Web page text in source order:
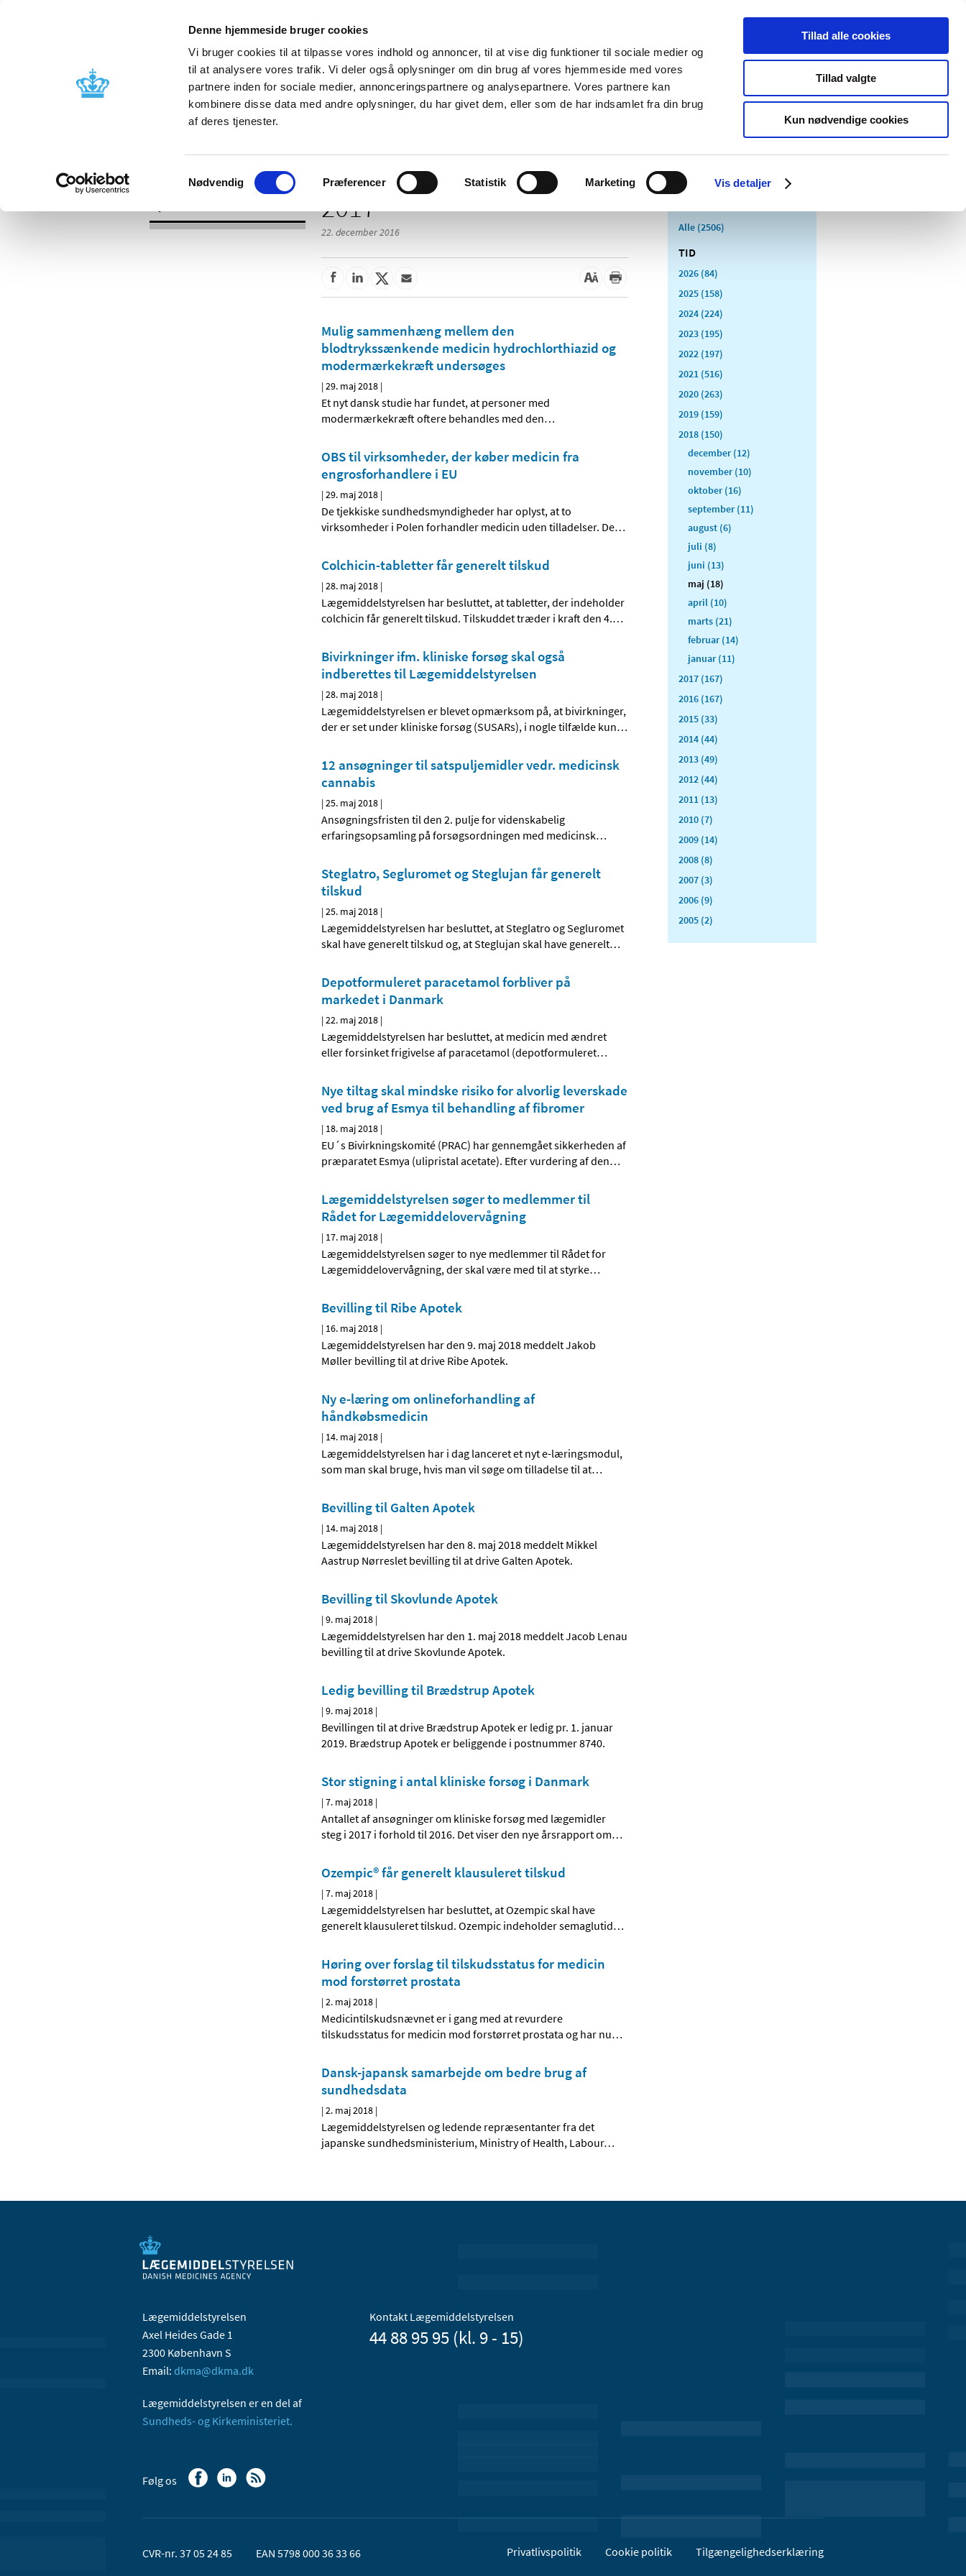
Denne hjemmeside bruger cookies
Vi bruger cookies til at tilpasse vores indhold og annoncer, til at vise dig funktioner til sociale medier og
til at analysere vores trafik. Vi deler også oplysninger om din brug af vores hjemmeside med vores
partnere inden for sociale medier, annonceringspartnere og analysepartnere. Vores partnere kan
kombinere disse data med andre oplysninger, du har givet dem, eller som de har indsamlet fra din brug
af deres tjenester.
Samtykkevalg
Nødvendig Præferencer Statistik Marketing Vis detaljer
Tillad alle cookies
Tillad valgte
Kun nødvendige cookies
Nyheder Om os Kontakt Udgivelser
Godkendelse og
Bivirkninger og
produktinformation
Tilskud og
Apoteker og salg af
Medicinsk
Særlige
produktområder
2017
22. december 2016
Mulig sammenhæng mellem den
blodtrykssænkende medicin hydrochlorthiazid og
modermærkekræft undersøges
|29. maj 2018 |
Et nyt dansk studie har fundet, at personer med
modermærkekræft oftere behandles med den…
OBS til virksomheder, der køber medicin fra
engrosforhandlere i EU
|29. maj 2018 |
De tjekkiske sundhedsmyndigheder har oplyst, at to
virksomheder i Polen forhandler medicin uden tilladelser. De…
Colchicin-tabletter får generelt tilskud
|28. maj 2018 |
Lægemiddelstyrelsen har besluttet, at tabletter, der indeholder
colchicin får generelt tilskud. Tilskuddet træder i kraft den 4.…
Bivirkninger ifm. kliniske forsøg skal også
indberettes til Lægemiddelstyrelsen
|28. maj 2018 |
Lægemiddelstyrelsen er blevet opmærksom på, at bivirkninger,
der er set under kliniske forsøg (SUSARs), i nogle tilfælde kun…
12 ansøgninger til satspuljemidler vedr. medicinsk
cannabis
|25. maj 2018 |
Ansøgningsfristen til den 2. pulje for videnskabelig
erfaringsopsamling på forsøgsordningen med medicinsk…
Steglatro, Segluromet og Steglujan får generelt
tilskud
|25. maj 2018 |
Lægemiddelstyrelsen har besluttet, at Steglatro og Segluromet
skal have generelt tilskud og, at Steglujan skal have generelt…
Depotformuleret paracetamol forbliver på
markedet i Danmark
|22. maj 2018 |
Lægemiddelstyrelsen har besluttet, at medicin med ændret
eller forsinket frigivelse af paracetamol (depotformuleret…
Nye tiltag skal mindske risiko for alvorlig leverskade
ved brug af Esmya til behandling af fibromer
| 18. maj 2018 |
EU´s Bivirkningskomité (PRAC) har gennemgået sikkerheden af
præparatet Esmya (ulipristal acetate). Efter vurdering af den…
Lægemiddelstyrelsen søger to medlemmer til
Rådet for Lægemiddelovervågning
| 17. maj 2018 |
Lægemiddelstyrelsen søger to nye medlemmer til Rådet for
Lægemiddelovervågning, der skal være med til at styrke…
Bevilling til Ribe Apotek
| 16. maj 2018 |
Lægemiddelstyrelsen har den 9. maj 2018 meddelt Jakob
Møller bevilling til at drive Ribe Apotek.
Ny e-læring om onlineforhandling af
håndkøbsmedicin
| 14. maj 2018 |
Lægemiddelstyrelsen har i dag lanceret et nyt e-læringsmodul,
som man skal bruge, hvis man vil søge om tilladelse til at…
Bevilling til Galten Apotek
| 14. maj 2018 |
Lægemiddelstyrelsen har den 8. maj 2018 meddelt Mikkel
Aastrup Nørreslet bevilling til at drive Galten Apotek.
Bevilling til Skovlunde Apotek
|9. maj 2018 |
Lægemiddelstyrelsen har den 1. maj 2018 meddelt Jacob Lenau
bevilling til at drive Skovlunde Apotek.
Ledig bevilling til Brædstrup Apotek
|9. maj 2018 |
Bevillingen til at drive Brædstrup Apotek er ledig pr. 1. januar
2019. Brædstrup Apotek er beliggende i postnummer 8740.
Stor stigning i antal kliniske forsøg i Danmark
|7. maj 2018 |
Antallet af ansøgninger om kliniske forsøg med lægemidler
steg i 2017 i forhold til 2016. Det viser den nye årsrapport om…
Ozempic® får generelt klausuleret tilskud
|7. maj 2018 |
Lægemiddelstyrelsen har besluttet, at Ozempic skal have
generelt klausuleret tilskud. Ozempic indeholder semaglutid…
Høring over forslag til tilskudsstatus for medicin
mod forstørret prostata
|2. maj 2018 |
Medicintilskudsnævnet er i gang med at revurdere
tilskudsstatus for medicin mod forstørret prostata og har nu…
Dansk-japansk samarbejde om bedre brug af
sundhedsdata
|2. maj 2018 |
Lægemiddelstyrelsen og ledende repræsentanter fra det
japanske sundhedsministerium, Ministry of Health, Labour…
Alle (2506)
TID
2026 (84)
2025 (158)
2024 (224)
2023 (195)
2022 (197)
2021 (516)
2020 (263)
2019 (159)
2018 (150)
december (12)
november (10)
oktober (16)
september (11)
august (6)
juli (8)
juni (13)
maj (18)
april (10)
marts (21)
februar (14)
januar (11)
2017 (167)
2016 (167)
2015 (33)
2014 (44)
2013 (49)
2012 (44)
2011 (13)
2010 (7)
2009 (14)
2008 (8)
2007 (3)
2006 (9)
2005 (2)
Lægemiddelstyrelsen
Axel Heides Gade 1
2300 København S
Email: dkma@dkma.dk
Lægemiddelstyrelsen er en del af
Sundheds- og Kirkeministeriet.
Kontakt Lægemiddelstyrelsen
44 88 95 95 (kl. 9 - 15)
Følg os
CVR-nr. 37 05 24 85 EAN 5798 000 36 33 66 Privatlivspolitik Cookie politik Tilgængelighedserklæring